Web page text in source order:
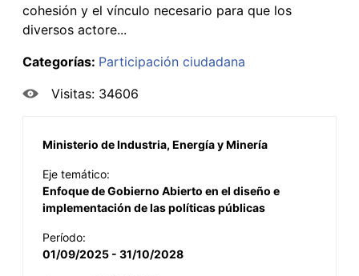
cohesión y el vínculo necesario para que los
diversos actore...
Categorías: Participación ciudadana
Visitas: 34606
Ministerio de Industria, Energía y Minería
Eje temático:
Enfoque de Gobierno Abierto en el diseño e
implementación de las políticas públicas
Período:
01/09/2025 - 31/10/2028